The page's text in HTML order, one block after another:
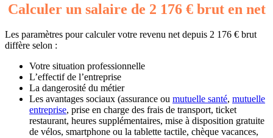
Calculer un salaire de 2 176 € brut en net
Les paramètres pour calculer votre revenu net depuis 2 176 € brut
diffère selon :
Votre situation professionnelle
L’effectif de l’entreprise
La dangerosité du métier
Les avantages sociaux (assurance ou mutuelle santé, mutuelle
entreprise, prise en charge des frais de transport, ticket
restaurant, heures supplémentaires, mise à disposition gratuite
de vélos, smartphone ou la tablette tactile, chèque vacances,